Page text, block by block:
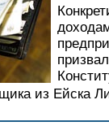
из Ейска